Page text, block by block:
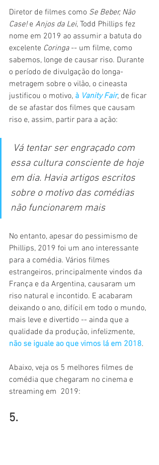
Diretor de filmes como Se Beber, Não
Case! e Anjos da Lei, Todd Phillips fez
nome em 2019 ao assumir a batuta do
excelente Coringa -- um filme, como
sabemos, longe de causar riso. Durante
o período de divulgação do longa-
metragem sobre o vilão, o cineasta
justificou o motivo, à Vanity Fair, de ficar
de se afastar dos filmes que causam
riso e, assim, partir para a ação:
Vá tentar ser engraçado com
essa cultura consciente de hoje
em dia. Havia artigos escritos
sobre o motivo das comédias
não funcionarem mais
No entanto, apesar do pessimismo de
Phillips, 2019 foi um ano interessante
para a comédia. Vários filmes
estrangeiros, principalmente vindos da
França e da Argentina, causaram um
riso natural e incontido. E acabaram
deixando o ano, difícil em todo o mundo,
mais leve e divertido -- ainda que a
qualidade da produção, infelizmente,
não se iguale ao que vimos lá em 2018.
Abaixo, veja os 5 melhores filmes de
comédia que chegaram no cinema e
streaming em  2019:
5.